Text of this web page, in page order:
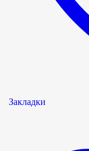
Закладки